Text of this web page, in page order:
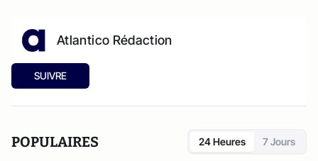
Atlantico Rédaction
SUIVRE
POPULAIRES 24 Heures 7 Jours